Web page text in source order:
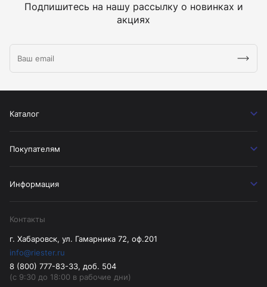
Подпишитесь на нашу рассылку о новинках и
акциях
Каталог
Покупателям
Информация
Контакты
г. Хабаровск, ул. Гамарника 72, оф.201
info@riester.ru
8 (800) 777-83-33, доб. 504
(с 9:30 до 18:00 в рабочие дни)